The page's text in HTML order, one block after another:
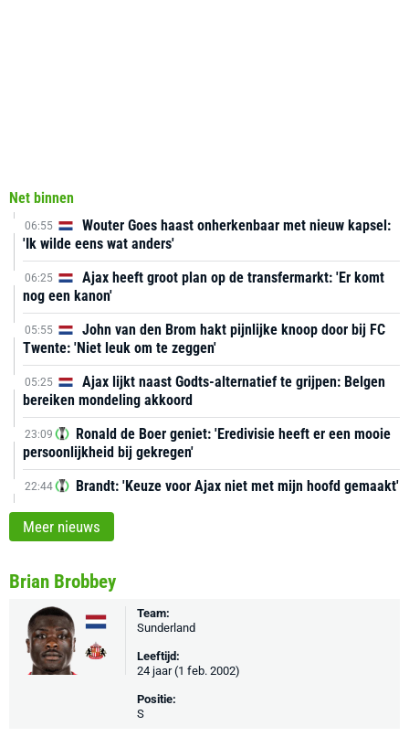
Net binnen
06:55
Wouter Goes haast onherkenbaar met nieuw kapsel:
'Ik wilde eens wat anders'
06:25
Ajax heeft groot plan op de transfermarkt: 'Er komt
nog een kanon'
05:55
John van den Brom hakt pijnlijke knoop door bij FC
Twente: 'Niet leuk om te zeggen'
05:25
Ajax lijkt naast Godts-alternatief te grijpen: Belgen
bereiken mondeling akkoord
23:09
Ronald de Boer geniet: 'Eredivisie heeft er een mooie
persoonlijkheid bij gekregen'
22:44 Brandt: 'Keuze voor Ajax niet met mijn hoofd gemaakt'
Meer nieuws
Brian Brobbey
Team:
Sunderland
Leeftijd:
24 jaar (1 feb. 2002)
Positie:
S